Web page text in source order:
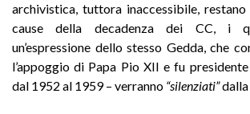
archivistica, tuttora inaccessibile,
cause della decadenza dei CC, i
un’espressione dello stesso Gedda, che
l’appoggio di Papa Pio XII e fu presidente
dal 1952 al 1959 – verranno “silenziati”dalla